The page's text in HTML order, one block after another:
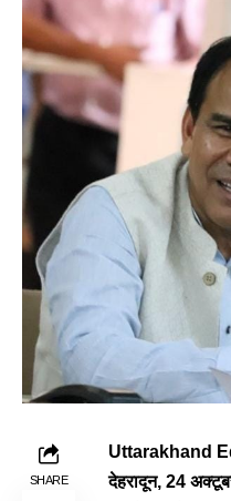
SHARE
Uttarakhand
देहरादून, 24